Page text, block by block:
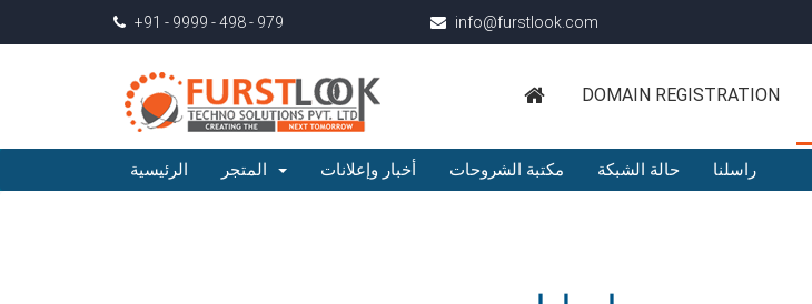
+91 - 9999 - 498 - 979 info@furstlook.com
DOMAIN REGISTRATION
الرئيسية أخبار وإعلانات مكتبة الشروحات حالة الشبكة راسلنا